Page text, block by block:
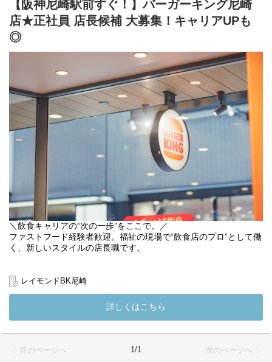
スを重視
定員20名だからこそ、一人ひとりの特性・変化にしっかり向き合
える環境です。
■ お任せする役割
利用者さまの「働く」を支える中心的な役割を担っていただきま
す。
◎主な業務内容
・個別支援計画の作成・見直し・モニタリング
・利用者さまとの定期面談・日常的な相談対応
・支援員への助言、支援方針の共有
・関係機関・ご家族との連携
・各種記録・書類作成
店舗状況に応じた簡単なレジ対応などの現場サポート
店舗スタッフ・支援員と連携しながら、
「福祉」と「現場」の間をつなぐ存在として活躍していただきま
す。
ハンバーガーショップで勤務する利用者さまのイキイキとした表
情を見れるのが一番のやりがいです。
定員は２０名で、店舗職員、スタッフと協力しあいながら働くこ
とができます♪
お話だけでも大歓迎です！どうぞお気軽にご応募ください◎
*:.,.:*インクルーシブな社会の実現に向け、新しい「就労継続支援A
型事業所」*:.,.:*
は、株式会社ビーケージャパンホールディングスにフランチャイ
【阪神尼崎駅前すぐ！】バーガーキング尼崎
店★正社員 店長候補 大募集！キャリアUPも
◎
＼飲食キャリアの“次の一歩”をここで。／
ファストフード経験者歓迎。福祉の現場で“飲食店のプロ”として働
く、新しいスタイルの店長職です。
事」をしませんか？私たちは、就労継続支援A型事業を行う社会福
祉法人です。一般的な飲食店とは異なり、店舗自体が“就労支援の
現場”となっているのが特徴。
このバーガーキング阪神尼崎店も、まさにその一つ。
スタッフには障がいのある方も在籍し、店舗運営に関わるあらゆ
る業務を日々実践しています。あなたにはその現場を、バーガー
キングのクオリティを保ちつつ、チームを導く店長として運営し
レイモンドBK尼崎
詳しくはこちら
〈 前のページへ 1/1 次のページへ 〉